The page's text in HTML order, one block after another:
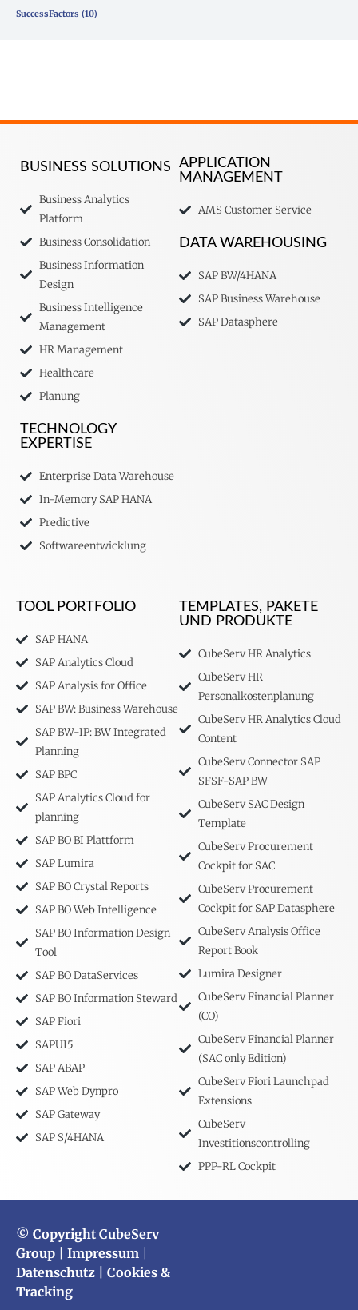
SuccessFactors (10)
BUSINESS SOLUTIONS
Business Analytics
Platform
Business Consolidation
Business Information
Design
Business Intelligence
Management
HR Management
Healthcare
Planung
TECHNOLOGY
EXPERTISE
Enterprise Data Warehouse
In-Memory SAP HANA
Predictive
Softwareentwicklung
APPLICATION
MANAGEMENT
AMS Customer Service
DATA WAREHOUSING
SAP BW/4HANA
SAP Business Warehouse
SAP Datasphere
TOOL PORTFOLIO
SAP HANA
SAP Analytics Cloud
SAP Analysis for Office
SAP BW: Business Warehouse
SAP BW-IP: BW Integrated
Planning
SAP BPC
SAP Analytics Cloud for
planning
SAP BO BI Plattform
SAP Lumira
SAP BO Crystal Reports
SAP BO Web Intelligence
SAP BO Information Design
Tool
SAP BO DataServices
SAP BO Information Steward
SAP Fiori
SAPUI5
SAP ABAP
SAP Web Dynpro
SAP Gateway
SAP S/4HANA
TEMPLATES, PAKETE
UND PRODUKTE
CubeServ HR Analytics
CubeServ HR
Personalkostenplanung
CubeServ HR Analytics Cloud
Content
CubeServ Connector SAP
SFSF-SAP BW
CubeServ SAC Design
Template
CubeServ Procurement
Cockpit for SAC
CubeServ Procurement
Cockpit for SAP Datasphere
CubeServ Analysis Office
Report Book
Lumira Designer
CubeServ Financial Planner
(CO)
CubeServ Financial Planner
(SAC only Edition)
CubeServ Fiori Launchpad
Extensions
CubeServ
Investitionscontrolling
PPP-RL Cockpit
© Copyright CubeServ
Group
Impressum
Datenschutz | Cookies &
Tracking